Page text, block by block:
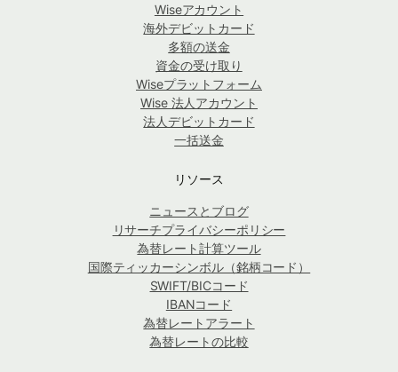
Wiseアカウント
海外デビットカード
多額の送金
資金の受け取り
Wiseプラットフォーム
Wise 法人アカウント
法人デビットカード
一括送金
リソース
ニュースとブログ
リサーチプライバシーポリシー
為替レート計算ツール
国際ティッカーシンボル（銘柄コード）
SWIFT/BICコード
IBANコード
為替レートアラート
為替レートの比較